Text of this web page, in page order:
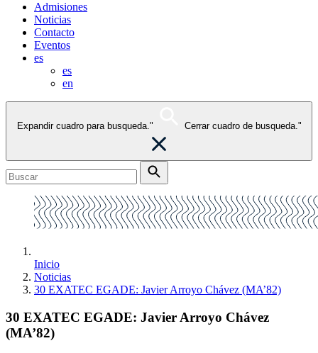
Admisiones
Noticias
Contacto
Eventos
es
es
en
Expandir cuadro para busqueda." Cerrar cuadro de busqueda."
Inicio
Noticias
30 EXATEC EGADE: Javier Arroyo Chávez (MA’82)
30 EXATEC EGADE: Javier Arroyo Chávez
(MA’82)